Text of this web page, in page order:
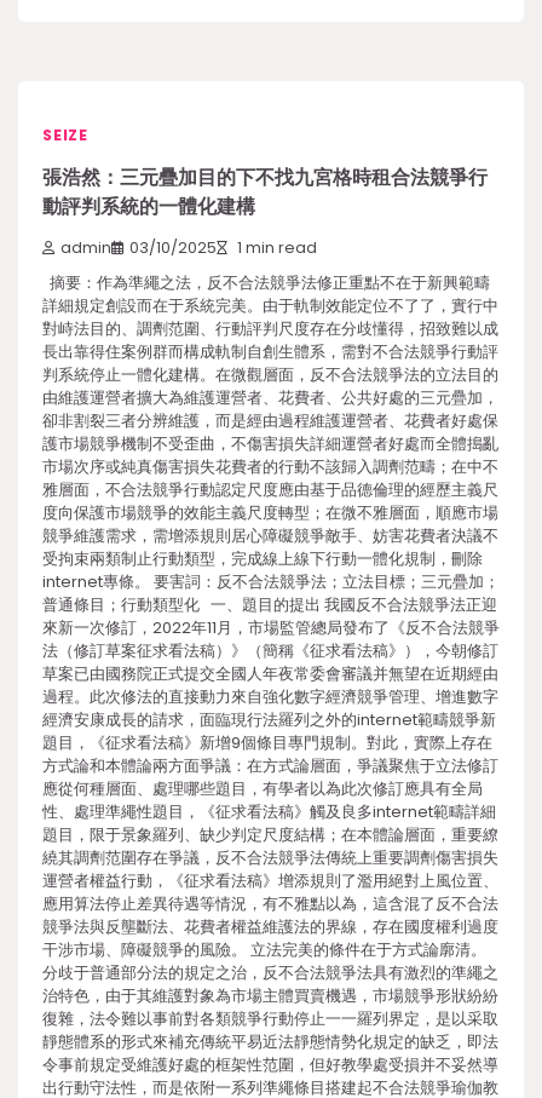
SEIZE
張浩然：三元疊加目的下不找九宮格時租合法競爭行
動評判系統的一體化建構
admin 03/10/2025 1 min read
摘要：作為準繩之法，反不合法競爭法修正重點不在于新興範疇
詳細規定創設而在于系統完美。由于軌制效能定位不了了，實行中
對峙法目的、調劑范圍、行動評判尺度存在分歧懂得，招致難以成
長出靠得住案例群而構成軌制自創生體系，需對不合法競爭行動評
判系統停止一體化建構。在微觀層面，反不合法競爭法的立法目的
由維護運營者擴大為維護運營者、花費者、公共好處的三元疊加，
卻非割裂三者分辨維護，而是經由過程維護運營者、花費者好處保
護市場競爭機制不受歪曲，不傷害損失詳細運營者好處而全體搗亂
市場次序或純真傷害損失花費者的行動不該歸入調劑范疇；在中不
雅層面，不合法競爭行動認定尺度應由基于品德倫理的經歷主義尺
度向保護市場競爭的效能主義尺度轉型；在微不雅層面，順應市場
競爭維護需求，需增添規則居心障礙競爭敵手、妨害花費者決議不
受拘束兩類制止行動類型，完成線上線下行動一體化規制，刪除
internet專條。 要害詞：反不合法競爭法；立法目標；三元疊加；
普通條目；行動類型化 一、題目的提出 我國反不合法競爭法正迎
來新一次修訂，2022年11月，市場監管總局發布了《反不合法競爭
法（修訂草案征求看法稿）》（簡稱《征求看法稿》），今朝修訂
草案已由國務院正式提交全國人年夜常委會審議并無望在近期經由
過程。此次修法的直接動力來自強化數字經濟競爭管理、增進數字
經濟安康成長的請求，面臨現行法羅列之外的internet範疇競爭新
題目，《征求看法稿》新增9個條目專門規制。對此，實際上存在
方式論和本體論兩方面爭議：在方式論層面，爭議聚焦于立法修訂
應從何種層面、處理哪些題目，有學者以為此次修訂應具有全局
性、處理準繩性題目，《征求看法稿》觸及良多internet範疇詳細
題目，限于景象羅列、缺少判定尺度結構；在本體論層面，重要繚
繞其調劑范圍存在爭議，反不合法競爭法傳統上重要調劑傷害損失
運營者權益行動，《征求看法稿》增添規則了濫用絕對上風位置、
應用算法停止差異待遇等情況，有不雅點以為，這含混了反不合法
競爭法與反壟斷法、花費者權益維護法的界線，存在國度權利過度
干涉市場、障礙競爭的風險。 立法完美的條件在于方式論廓清。
分歧于普通部分法的規定之治，反不合法競爭法具有激烈的準繩之
治特色，由于其維護對象為市場主體買賣機遇，市場競爭形狀紛紛
復雜，法令難以事前對各類競爭行動停止一一羅列界定，是以采取
靜態體系的形式來補充傳統平易近法靜態情勢化規定的缺乏，即法
令事前規定受維護好處的框架性范圍，但好教學處受損并不妥然導
出行動守法性，而是依附一系列準繩條目搭建起不合法競爭瑜伽教